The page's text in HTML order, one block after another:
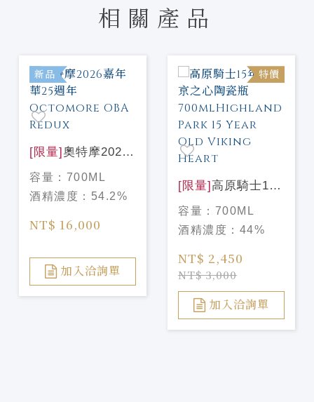
相關產品
新品
[限量] 奧特摩2026
嘉年華25週年
Octomore OBA
Redux
容量： 700ML
酒精濃度： 54.2%
NT$ 16,000
加入洽詢單
特價
[限量] 高原騎士15
年 維京之心陶瓷瓶
700mlHighland
Park 15 Year Old
Viking Heart
容量： 700ML
酒精濃度： 44%
NT$ 2,450
NT$ 3,000
加入洽詢單